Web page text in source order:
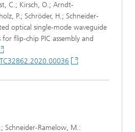
C.; Kirsch, O.; Arndt-
P.; Schröder, H.; Schneider-
optical single-mode waveguide
flip-chip PIC assembly and
Schneider-Ramelow, M.: